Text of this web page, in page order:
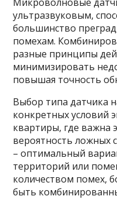
ультразвуковым,
большинство
помехам.
разные принципы
минимизировать
повышая точность
Выбор типа датчика
конкретных условий
квартиры, где важна
вероятность ложных
– оптимальный
территорий или
количеством помех,
быть